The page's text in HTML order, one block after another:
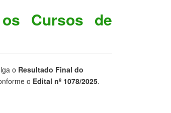
Cursos de
o Resultado Final do
o Edital nº 1078/2025.